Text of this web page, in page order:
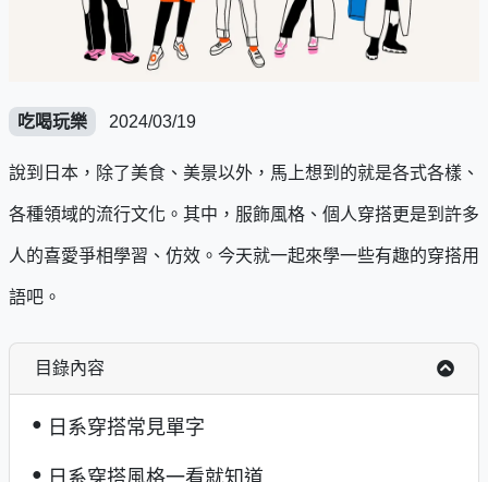
吃喝玩樂 2024/03/19
說到日本，除了美食、美景以外，馬上想到的就是各式各樣、
各種領域的流行文化。其中，服飾風格、個人穿搭更是到許多
人的喜愛爭相學習、仿效。今天就一起來學一些有趣的穿搭用
語吧。
目錄內容
日系穿搭常見單字
日系穿搭風格一看就知道